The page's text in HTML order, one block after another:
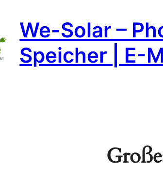
We-Solar –
Speicher | E-